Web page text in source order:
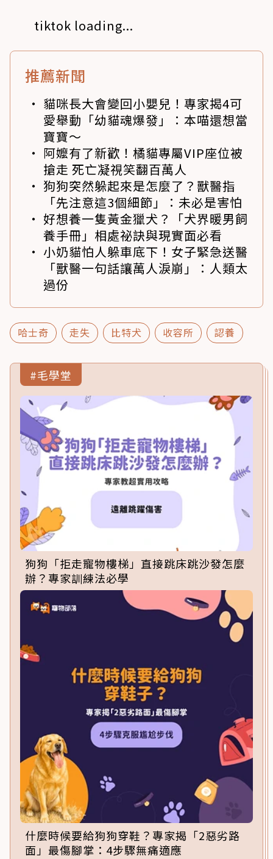
tiktok loading...
推薦新聞
貓咪長大會變回小嬰兒！專家揭4可
愛舉動「幼貓魂爆發」：本喵還想當
寶寶～
阿嬤有了新歡！橘貓專屬VIP座位被
搶走 死亡凝視笑翻百萬人
狗狗突然躲起來是怎麼了？獸醫指
「先注意這3個細節」：未必是害怕
好想養一隻黃金獵犬？「犬界暖男飼
養手冊」相處祕訣與現實面必看
小奶貓怕人躲車底下！女子緊急送醫
「獸醫一句話讓萬人淚崩」：人類太
過份
哈士奇 走失 比特犬 收容所 認養
#毛學堂
狗狗「拒走寵物樓梯」直接跳床跳沙發怎麼
辦？專家訓練法必學
什麼時候要給狗狗穿鞋？專家揭「2惡劣路
面」最傷腳掌：4步驟無痛適應